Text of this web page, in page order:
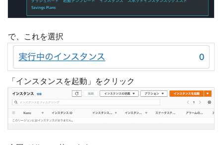
で、これを選択
「インスタンスを起動」をクリック